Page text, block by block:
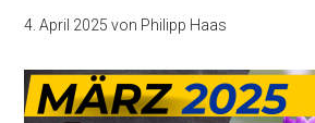
4. April 2025 von Philipp Haas